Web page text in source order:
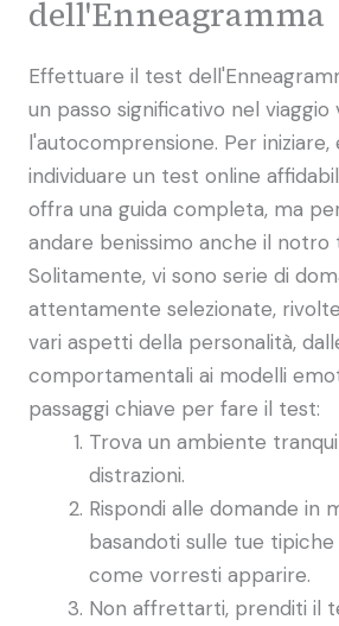
dell'Enneagramma
Effettuare il test
un passo significativo nel viaggio
l'autocomprensione. Per
individuare un test online
offra una guida completa, ma
andare benissimo anche il notro
Solitamente, vi sono serie di
attentamente selezionate,
vari aspetti della personalità,
comportamentali ai modelli
passaggi chiave per fare il test:
Trova un ambiente
distrazioni.
Rispondi alle domande in
basandoti sulle tue tipiche
come vorresti apparire.
Non affrettarti, prenditi il